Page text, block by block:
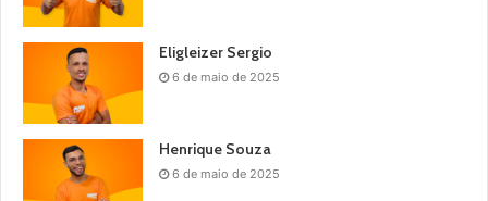
Eligleizer Sergio
6 de maio de 2025
Henrique Souza
6 de maio de 2025